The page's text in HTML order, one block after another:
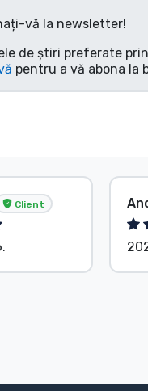
vă la newsletter!
de știri preferate
pentru a vă abona
Client